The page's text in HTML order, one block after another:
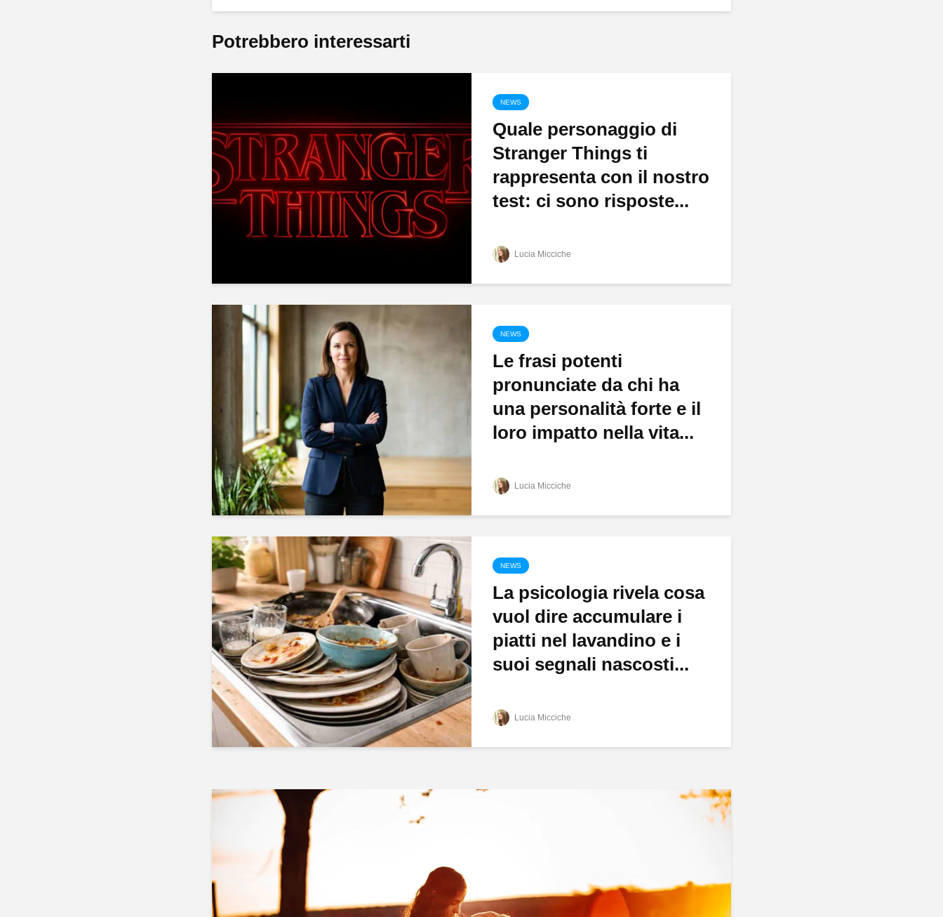
Potrebbero interessarti
NEWS
Quale personaggio di
Stranger Things ti
rappresenta con il nostro
test: ci sono risposte...
Lucia Micciche
NEWS
Le frasi potenti
pronunciate da chi ha
una personalità forte e il
loro impatto nella vita...
Lucia Micciche
NEWS
La psicologia rivela cosa
vuol dire accumulare i
piatti nel lavandino e i
suoi segnali nascosti...
Lucia Micciche